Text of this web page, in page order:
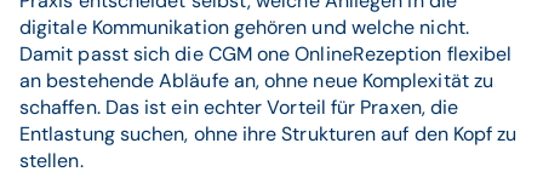
digitale Kommunikation gehören und welche nicht.
Damit passt sich die CGM one OnlineRezeption flexibel
an bestehende Abläufe an, ohne neue Komplexität zu
schaffen. Das ist ein echter Vorteil für Praxen, die
Entlastung suchen, ohne ihre Strukturen auf den Kopf zu
stellen.